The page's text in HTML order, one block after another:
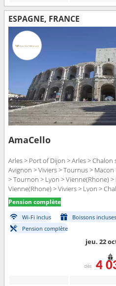
ESPAGNE, FRANCE
AmaCello
Arles > Port of Dijon > Arles >
Avignon > Viviers > Tournus >
> Tournon > Lyon > Vienne(Rhone)
Vienne(Rhone) > Viviers > Lyon >
Arles > Port of Dijon
Pension complète
Wi-Fi inclus Boissons
Pension complète
jeu. 22
dès 4